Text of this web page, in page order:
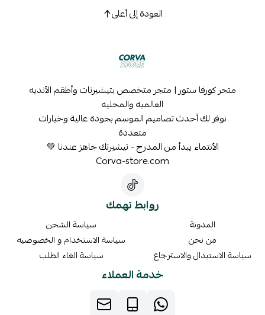
العودة إلى أعلى
متجر كورفا ستور | متجر متخصص بتيشيرتات وأطقم الأنديه
العالميه والمحليه
نوفر لك أحدث تصاميم الموسم بجودة عالية وخيارات
متعددة
الأنتماء يبدأ من المدرج - تيشيرتك جاهز عندنا 💚
Corva-store.com
روابط تهمك
المدونة
من نحن
سياسة الاستبدال والاسترجاع
سياسة الشحن
سياسة الاستخدام و الخصوصيه
سياسة الغاء الطلب
خدمة العملاء